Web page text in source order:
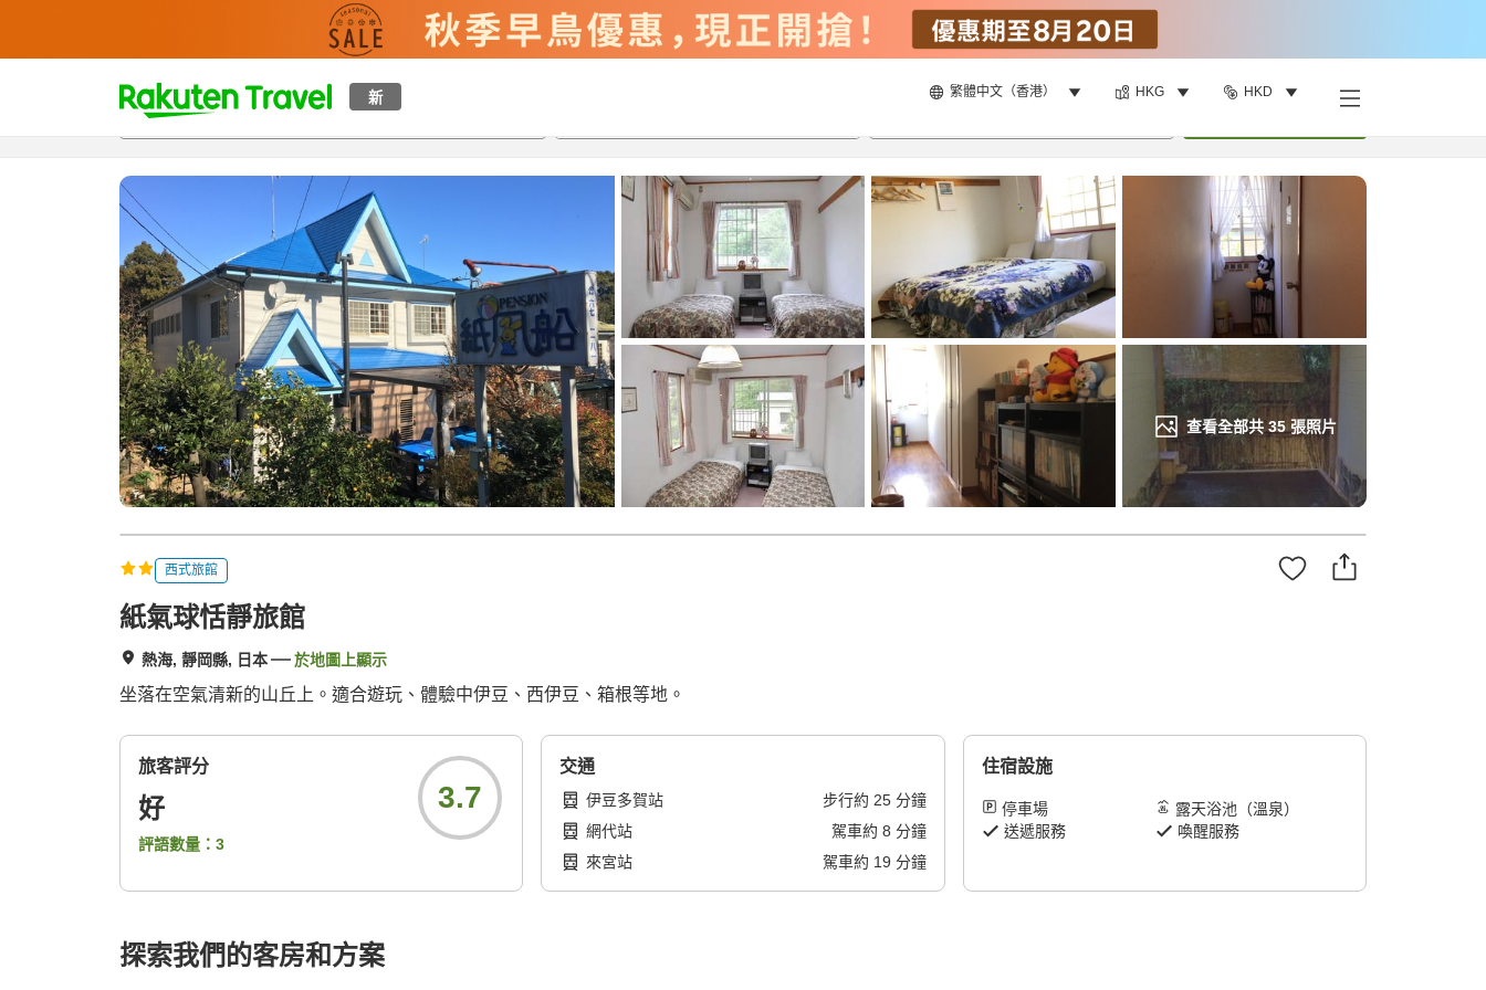
新 繁體中文（香港） HKG HKD
t
p
a
g
_
s
e
a
r
c
h
查看全部共35張照片
概覽房間及住宿方案 評價設施
西式旅館
紙氣球恬靜旅館
熱海, 靜岡縣, 日本 於地圖上顯示
坐落在空氣清新的山丘上。適合遊玩、體驗中伊豆、西伊豆、箱根等地。
旅客評分
好
評語數量： 3
3.7
交通
伊豆多賀站 步行約 25分鐘
網代站
駕車約 8 分鐘
來宮站
駕車約 19 分鐘
住宿設施
停車場
露天浴池（溫泉）
送遞服務
喚醒服務
探索我們的客房和方案